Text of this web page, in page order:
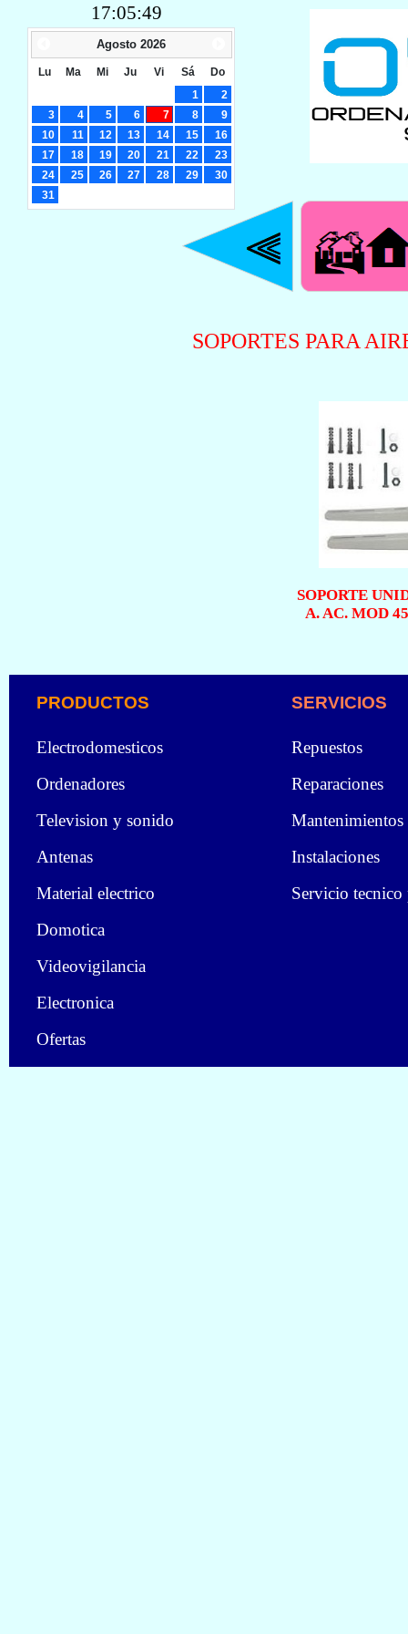
SOPORTE
A. AC. MOD
SOPORTES PARA
Repuestos
Reparaciones
Mantenimientos
Instalaciones
Servicio
Electrodomesticos
Ordenadores
Television y sonido
Antenas
Material electrico
Domotica
Videovigilancia
Electronica
Ofertas
SERVICIOS
PRODUCTOS
17:05:49
Agosto 2026
Lu Ma Mi Ju Vi Sá
Do
1
2
3
4 5 6 7 8
9
10
11 12 13 14 15
16
17
18 19 20 21 22
23
24
25 26 27 28 29
30
31